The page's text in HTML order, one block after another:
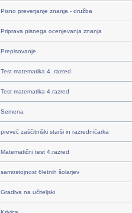
Pisno preverjanje znanja - družba
Priprava pisnega ocenjevanja znanja
Prepisovanje
Test matematika 4. razred
Test matematika 4.razred
Semena
preveč zaščitniški starši in razredničarka
Matematični test 4.razred
samostojnost 6letnih šolarjev
Gradiva na učiteljski